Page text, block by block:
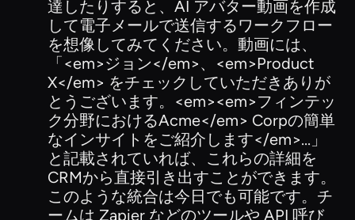
達したりすると、AI アバター動画を作成
して電子メールで送信するワークフロー
を想像してみてください。動画には、
「<em>ジョン</em>、<em>Product
X</em> をチェックしていただきありが
とうございます。<em><em>フィンテッ
ク分野におけるAcme</em> Corpの簡単
なインサイトをご紹介します</em>...」
と記載されていれば、これらの詳細を
CRMから直接引き出すことができます。
このような統合は今日でも可能です。チ
ームは Zapier などのツールや API 呼び